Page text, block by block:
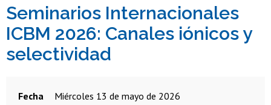
Funcionarias/os
Egresadas/os
Seminarios Internacionales
ICBM 2026: Canales iónicos y
selectividad
Fecha
miércoles 13 de mayo de 2026